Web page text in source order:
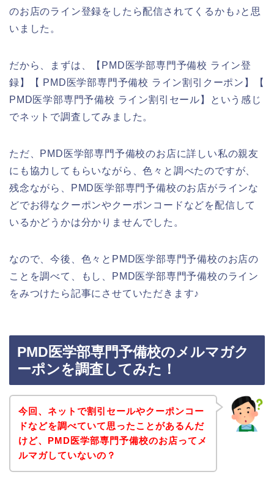
のお店のライン登録をしたら配信されてくるかも♪と思
いました。
だから、まずは、【PMD医学部専門予備校 ライン登
録】【 PMD医学部専門予備校 ライン割引クーポン】【
PMD医学部専門予備校 ライン割引セール】という感じ
でネットで調査してみました。
ただ、PMD医学部専門予備校のお店に詳しい私の親友
にも協力してもらいながら、色々と調べたのですが、
残念ながら、PMD医学部専門予備校のお店がラインな
どでお得なクーポンやクーポンコードなどを配信して
いるかどうかは分かりませんでした。
なので、今後、色々とPMD医学部専門予備校のお店の
ことを調べて、もし、PMD医学部専門予備校のライン
をみつけたら記事にさせていただきます♪
PMD医学部専門予備校のメルマガク
ーポンを調査してみた！
今回、ネットで割引セールやクーポンコー
ドなどを調べていて思ったことがあるんだ
けど、PMD医学部専門予備校のお店ってメ
ルマガしていないの？